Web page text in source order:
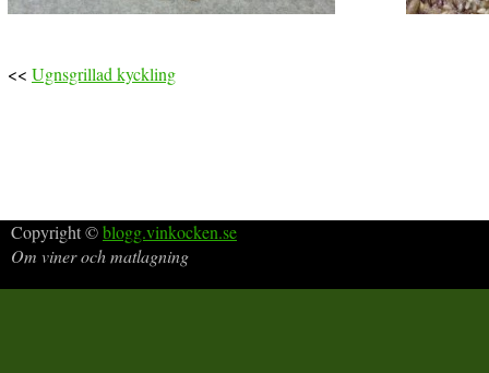
<< Ugnsgrillad kyckling
Copyright ©blogg.vinkocken.se
Om viner och matlagning